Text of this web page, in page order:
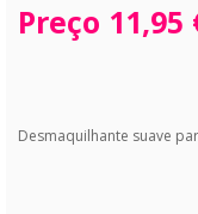
Preço 11,95
Desmaquilhante suave